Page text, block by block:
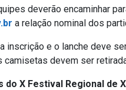
deverão encaminhar
a relação nominal dos
inscrição e o lanche deve
devem ser
X Festival Regional de